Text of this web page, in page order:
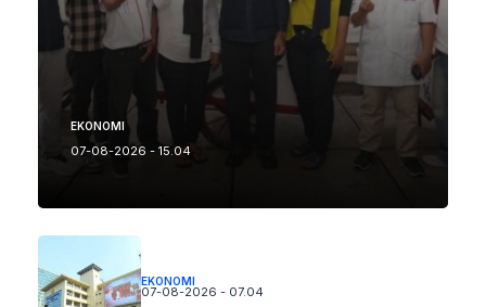
EKONOMI
07-08-2026 - 15.04
EKONOMI
07-08-2026 - 07.04